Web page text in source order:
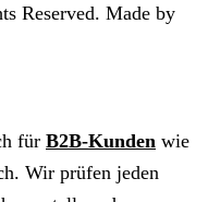
Reserved. Made by
für B2B-Kunden wie
Wir prüfen jeden